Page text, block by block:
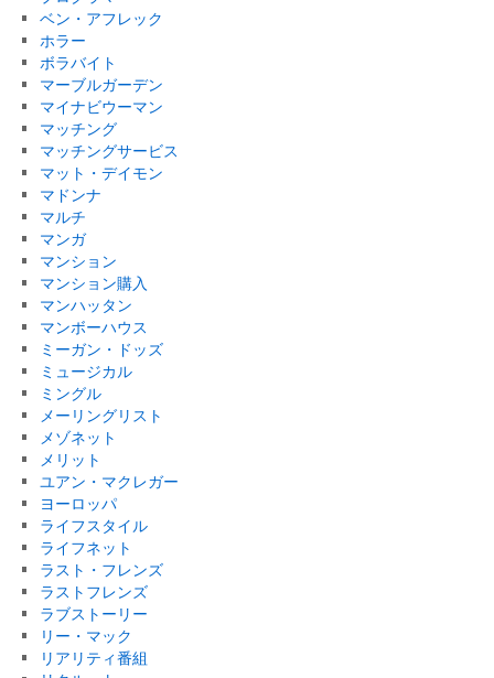
ベン・アフレック
ホラー
ボラバイト
マーブルガーデン
マイナビウーマン
マッチング
マッチングサービス
マット・デイモン
マドンナ
マルチ
マンガ
マンション
マンション購入
マンハッタン
マンボーハウス
ミーガン・ドッズ
ミュージカル
ミングル
メーリングリスト
メゾネット
メリット
ユアン・マクレガー
ヨーロッパ
ライフスタイル
ライフネット
ラスト・フレンズ
ラストフレンズ
ラブストーリー
リー・マック
リアリティ番組